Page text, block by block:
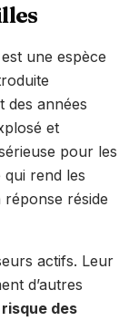
une espèce
des années
et
pour les
qui rend les
réside
actifs. Leur
d’autres
risque des